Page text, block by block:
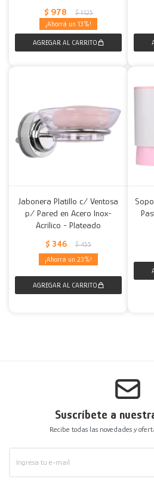
$ 978 $ 1.125
13
Jabonera Platillo c/ Ventosa
p/ Pared en Acero Inox-
Acrílico - Plateado
$ 346 $ 455
23
Suscríbete a
Recibe todas las novedades y